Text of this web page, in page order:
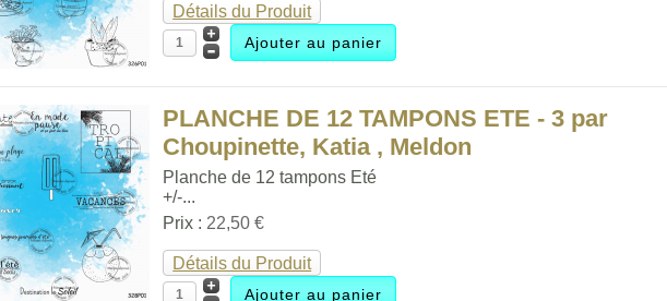
Détails du Produit
PLANCHE DE 12 TAMPONS ETE - 3 par
Choupinette, Katia , Meldon
Planche de 12 tampons Eté
+/-...
Prix : 22,50 €
Détails du Produit